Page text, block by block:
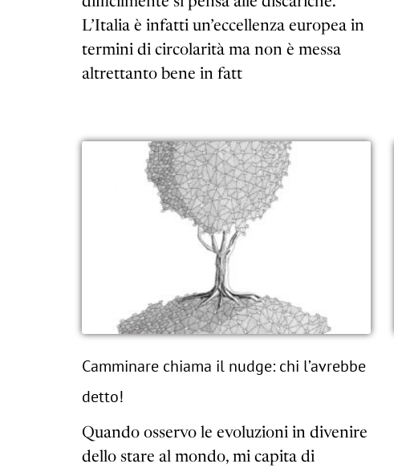
L’Italia è infatti un’eccellenza europea in
termini di circolarità ma non è messa
altrettanto bene in fatt
Camminare chiama il nudge: chi l’avrebbe
detto!
Quando osservo le evoluzioni in divenire
dello stare al mondo, mi capita di